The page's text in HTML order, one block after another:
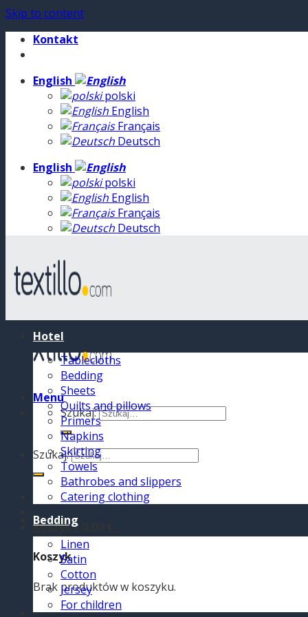
Skip to content
Kontakt
English
polski
English
Français
Deutsch
English
polski
English
Français
Deutsch
Menu
Szukaj:
Szukaj:
Koszyk /
Koszyk
Brak produktów w koszyku.
Hotel
Tablecloths
Bedding
Sheets
Quilts and pillows
Primers
Napkins
Skirting
Towels
Bathrobes and slippers
Catering clothing
Bedding
Linen
Satin
Cotton
Jersey
For children